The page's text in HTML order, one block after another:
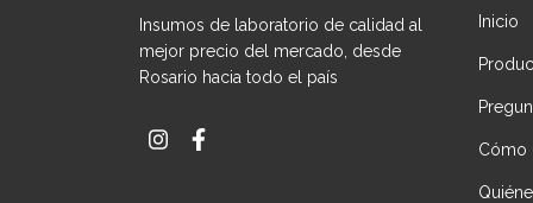
Insumos de laboratorio de calidad al
mejor precio del mercado, desde
Rosario hacia todo el país
Inicio
Cómo